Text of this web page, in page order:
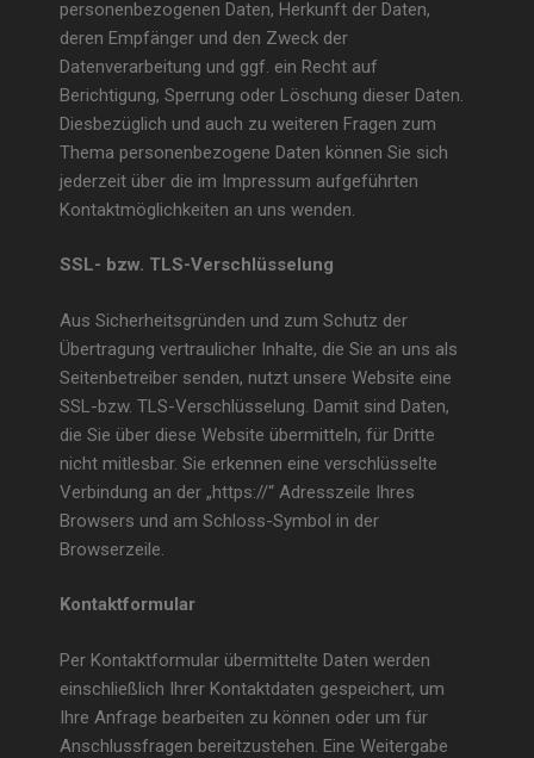
personenbezogenen Daten, Herkunft der Daten,
deren Empfänger und den Zweck der
Datenverarbeitung und ggf. ein Recht auf
Berichtigung, Sperrung oder Löschung dieser Daten.
Diesbezüglich und auch zu weiteren Fragen zum
Thema personenbezogene Daten können Sie sich
jederzeit über die im Impressum aufgeführten
Kontaktmöglichkeiten an uns wenden.
SSL- bzw. TLS-Verschlüsselung
Aus Sicherheitsgründen und zum Schutz der
Übertragung vertraulicher Inhalte, die Sie an uns als
Seitenbetreiber senden, nutzt unsere Website eine
SSL-bzw. TLS-Verschlüsselung. Damit sind Daten,
die Sie über diese Website übermitteln, für Dritte
nicht mitlesbar. Sie erkennen eine verschlüsselte
Verbindung an der „https://“ Adresszeile Ihres
Browsers und am Schloss-Symbol in der
Browserzeile.
Kontaktformular
Per Kontaktformular übermittelte Daten werden
einschließlich Ihrer Kontaktdaten gespeichert, um
Ihre Anfrage bearbeiten zu können oder um für
Anschlussfragen bereitzustehen. Eine Weitergabe